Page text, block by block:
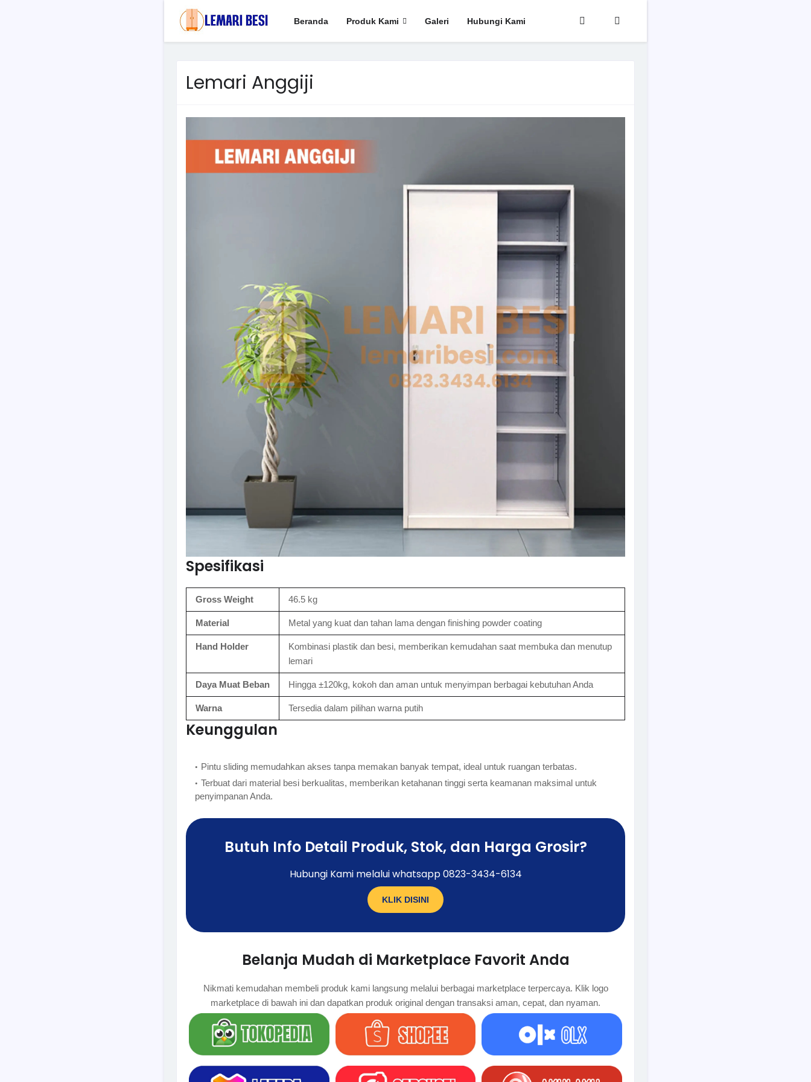
Beranda Produk Kami Galeri Hubungi Kami
Lemari Anggiji
Spesifikasi
Gross Weight 46.5 kg
Material Metal yang kuat dan tahan lama dengan finishing powder coating
Hand Holder
Kombinasi plastik dan besi, memberikan kemudahan saat membuka dan menutup
lemari
Daya Muat Beban Hingga ±120kg, kokoh dan aman untuk menyimpan berbagai kebutuhan Anda
Warna Tersedia dalam pilihan warna putih
Keunggulan
Pintu sliding memudahkan akses tanpa memakan banyak tempat, ideal untuk ruangan terbatas.
Terbuat dari material besi berkualitas, memberikan ketahanan tinggi serta keamanan maksimal untuk
penyimpanan Anda.
Butuh Info Detail Produk, Stok, dan Harga Grosir?
Hubungi Kami melalui whatsapp 0823-3434-6134
KLIK DISINI
Belanja Mudah di Marketplace Favorit Anda
Nikmati kemudahan membeli produk kami langsung melalui berbagai marketplace terpercaya. Klik logo
marketplace di bawah ini dan dapatkan produk original dengan transaksi aman, cepat, dan nyaman.